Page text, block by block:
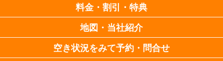
料金・割引・特典
地図・当社紹介
空き状況をみて予約・問合せ